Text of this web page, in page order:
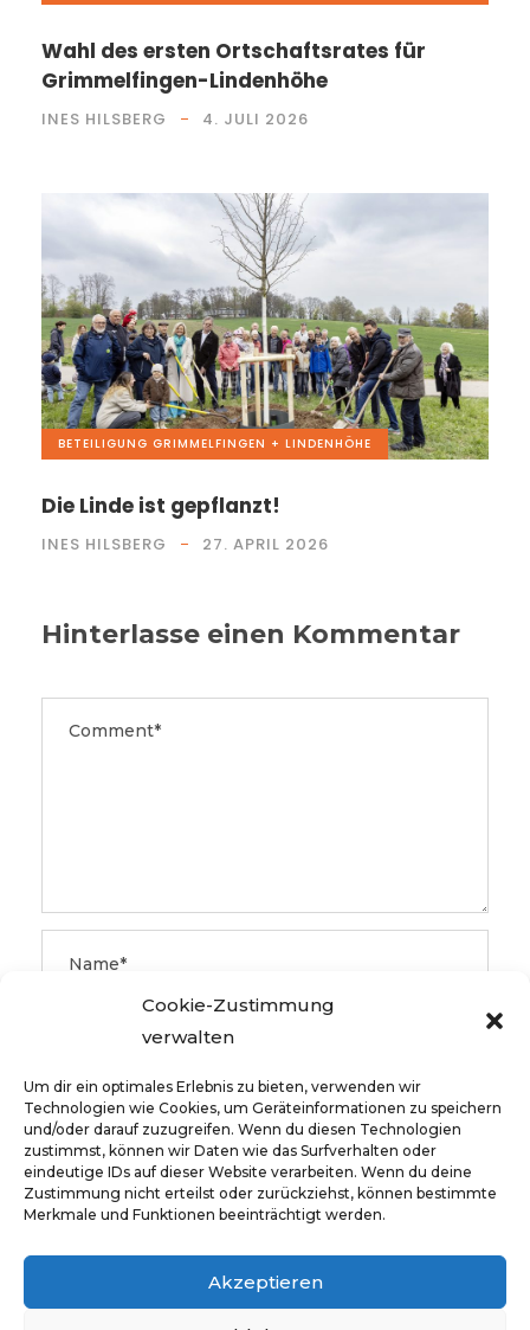
Cookie-Zustimmung
verwalten
Um dir ein optimales Erlebnis zu bieten, verwenden wir
Technologien wie Cookies, um Geräteinformationen zu speichern
und/oder darauf zuzugreifen. Wenn du diesen Technologien
zustimmst, können wir Daten wie das Surfverhalten oder
eindeutige IDs auf dieser Website verarbeiten. Wenn du deine
Zustimmung nicht erteilst oder zurückziehst, können bestimmte
Merkmale und Funktionen beeinträchtigt werden.
Akzeptieren
Wahl des ersten Ortschaftsrates für
Grimmelfingen-Lindenhöhe
INES HILSBERG 4. JULI 2026
BETEILIGUNG GRIMMELFINGEN + LINDENHÖHE
Die Linde ist gepflanzt!
INES HILSBERG 27. APRIL 2026
Hinterlasse einen Kommentar